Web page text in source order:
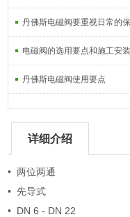
丹佛斯电磁阀要重视日常的
电磁阀的选用要点和施工安
丹佛斯电磁阀使用要点
详细介绍
• 两位两通
• 先导式
• DN 6 - DN 22